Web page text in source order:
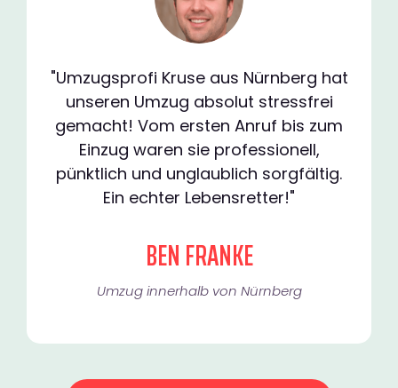
"Umzugsprofi Kruse aus Nürnberg hat
unseren Umzug absolut stressfrei
gemacht! Vom ersten Anruf bis zum
Einzug waren sie professionell,
pünktlich und unglaublich sorgfältig.
Ein echter Lebensretter!"
BEN FRANKE
Umzug innerhalb von Nürnberg​